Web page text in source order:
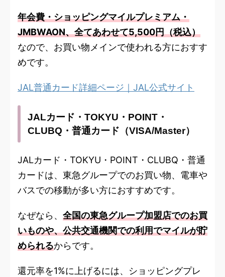
年会費・ショッピングマイルプレミアム・
JMBWAON、全てあわせて5,500円（税込）
なので、お買い物メインで使われる方におすす
めです。
JAL普通カード詳細ページ｜JAL公式サイト
JALカード・TOKYU・POINT・
CLUBQ・普通カード（VISA/Master）
JALカード・TOKYU・POINT・CLUBQ・普通
カードは、東急グループでのお買い物、電車や
バスでの移動が多い方におすすめです。
なぜなら、 全国の東急グループ加盟店でのお買
いものや、公共交通機関での利用でマイルが貯
められるからです。
還元率を1%に上げるには、ショッピングプレ